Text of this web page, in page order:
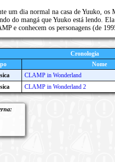
um dia normal na casa de Yuuko, os
do mangá que Yuuko está lendo.
e conhecem os personagens (de
Cronologia
Nome
CLAMP in Wonderland
CLAMP in Wonderland 2